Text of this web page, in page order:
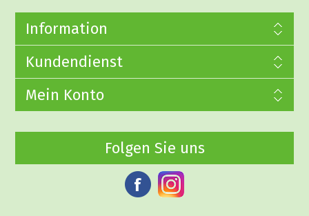
Information
Kundendienst
Mein Konto
Folgen Sie uns